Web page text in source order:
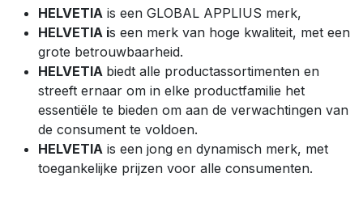
HELVETIA is een GLOBAL APPLIUS merk,
HELVETIA is een merk van hoge kwaliteit, met een
grote betrouwbaarheid.
HELVETIA biedt alle productassortimenten en
streeft ernaar om in elke productfamilie het
essentiële te bieden om aan de verwachtingen van
de consument te voldoen.
HELVETIA is een jong en dynamisch merk, met
toegankelijke prijzen voor alle consumenten.